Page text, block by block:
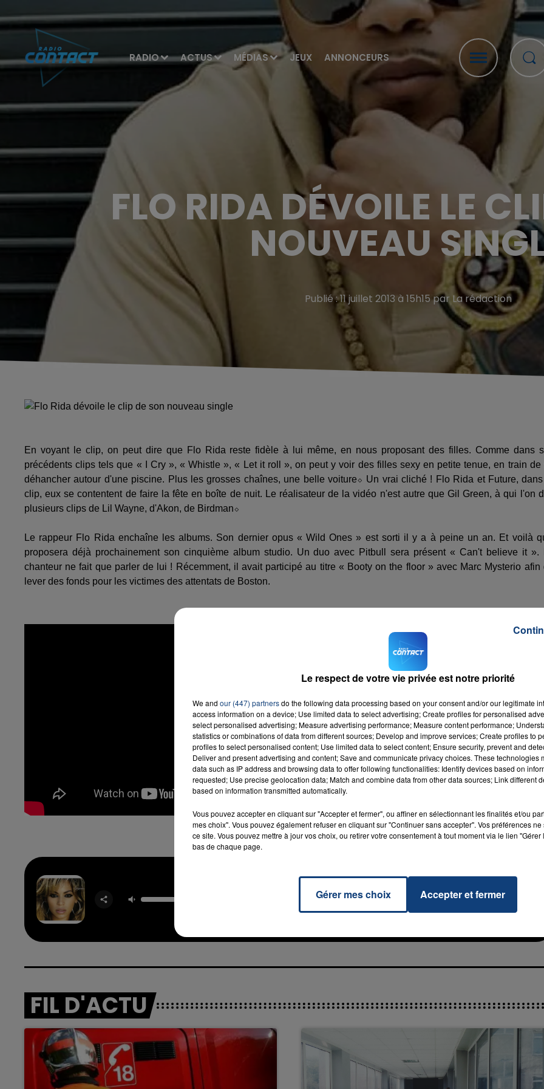
RADIO ACTUS MÉDIAS JEUX ANNONCEURS
FLO RIDA DÉVOILE LE
NOUVEAU
Publié : 11 juillet 2013 à 15h15 par La rédaction
En voyant le clip, on peut dire que Flo Rida reste fidèle à lui même, en nous proposant des filles. Comme dans
précédents clips tels que « I Cry », « Whistle », « Let it roll », on peut y voir des filles sexy en petite tenue, en train de
déhancher autour d'une piscine. Plus les grosses chaînes, une belle voiture⬦ Un vrai cliché ! Flo Rida et Future,
clip, eux se contentent de faire la fête en boîte de nuit. Le réalisateur de la vidéo n'est autre que Gil Green, à qui l'on
plusieurs clips de Lil Wayne, d'Akon, de Birdman⬦
Le rappeur Flo Rida enchaîne les albums. Son dernier opus « Wild Ones » est sorti il y a à peine un an. Et voilà
proposera déjà prochainement son cinquième album studio. Un duo avec Pitbull sera présent « Can't believe it ».
chanteur ne fait que parler de lui ! Récemment, il avait participé au titre « Booty on the floor » avec Marc Mysterio afin
lever des fonds pour les victimes des attentats de Boston.
RADIO CONTACT
FIL D'ACTU
7h00 - 11h00
La Team de l'été
Le respect de votre vie privée est notre priorité
We and our (447) partnersdo the following data processing based on your consent and/or our legitimate
access information on a device; Use limited data to select advertising; Create profiles for personalised
select personalised advertising; Measure advertising performance; Measure content performance;
statistics or combinations of data from different sources; Develop and improve services; Create profiles to
profiles to select personalised content; Use limited data to select content; Ensure security, prevent and
Deliver and present advertising and content; Save and communicate privacy choices. These technologies
data such as IP address and browsing data to offer following functionalities: Identify devices based on
requested; Use precise geolocation data; Match and combine data from other data sources; Link different
based on information transmitted automatically.
Vous pouvez accepter en cliquant sur "Accepter et fermer", ou affiner en sélectionnant les finalités et/ou
mes choix". Vous pouvez également refuser en cliquant sur "Continuer sans accepter". Vos préférences
ce site. Vous pouvez mettre à jour vos choix, ou retirer votre consentement à tout moment via le lien
bas de chaque page.
Gérer mes choix Accepter et fermer